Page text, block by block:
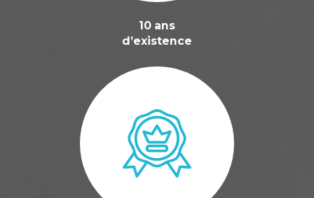
10 ans
d’existence